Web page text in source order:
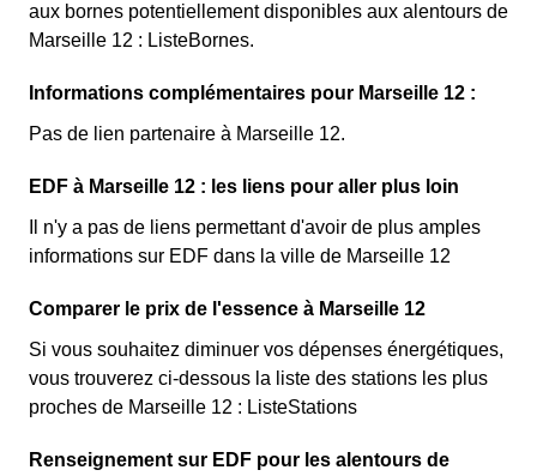
aux bornes potentiellement disponibles aux alentours de
Marseille 12 : ListeBornes.
Informations complémentaires pour Marseille 12 :
Pas de lien partenaire à Marseille 12.
EDF à Marseille 12 : les liens pour aller plus loin
Il n'y a pas de liens permettant d'avoir de plus amples
informations sur EDF dans la ville de Marseille 12
Comparer le prix de l'essence à Marseille 12
Si vous souhaitez diminuer vos dépenses énergétiques,
vous trouverez ci-dessous la liste des stations les plus
proches de Marseille 12 : ListeStations
Renseignement sur EDF pour les alentours de